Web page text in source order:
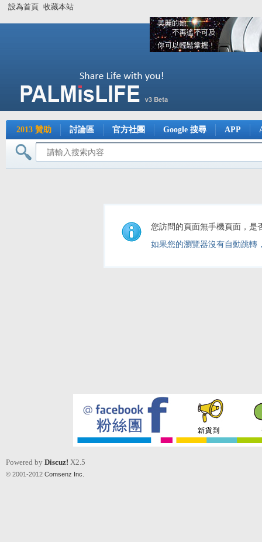
設為首頁 收藏本站
2013 贊助 討論區 官方社團 Google 搜尋 APP
您訪問的頁面無手機頁面，是
如果您的瀏覽器沒有自動跳轉
Powered by Discuz! X2.5
© 2001-2012 Comsenz Inc.